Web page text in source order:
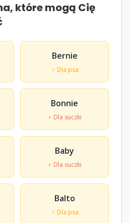
które mogą Cię
Bernie
♂ Dla psa
Bonnie
♀ Dla suczki
Baby
♀ Dla suczki
Balto
♂ Dla psa